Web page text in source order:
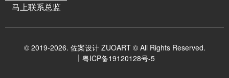
马上联系总监
© 2019-2026. 佐案设计 ZUOART © All Rights Reserved.
粤ICP备19120128号-5